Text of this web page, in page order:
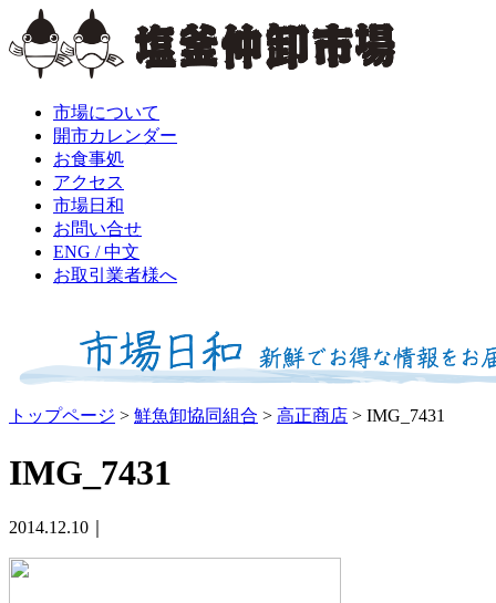
市場について
開市カレンダー
お食事処
アクセス
市場日和
お問い合せ
ENG / 中文
お取引業者様へ
トップページ > 鮮魚卸協同組合 > 高正商店 > IMG_7431
IMG_7431
2014.12.10｜